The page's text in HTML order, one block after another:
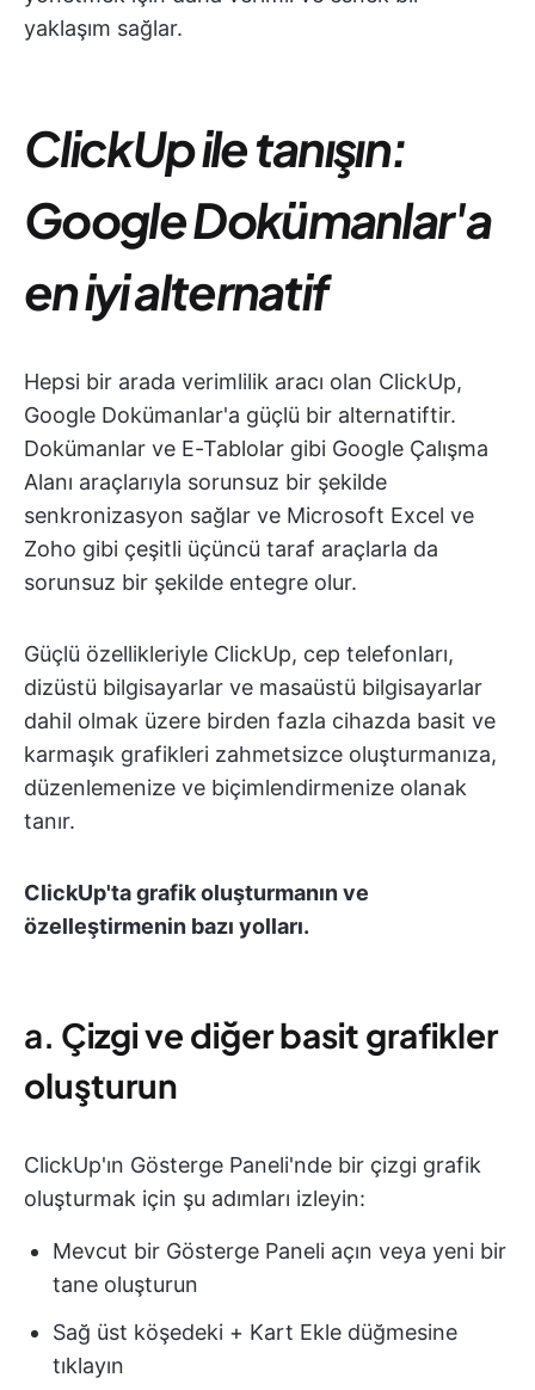
yaklaşım sağlar.
ClickUp ile tanışın:
Google Dokümanlar'a
en iyi alternatif
Hepsi bir arada verimlilik aracı olan ClickUp,
Google Dokümanlar'a güçlü bir alternatiftir.
Dokümanlar ve E-Tablolar gibi Google Çalışma
Alanı araçlarıyla sorunsuz bir şekilde
senkronizasyon sağlar ve Microsoft Excel ve
Zoho gibi çeşitli üçüncü taraf araçlarla da
sorunsuz bir şekilde entegre olur.
Güçlü özellikleriyle ClickUp, cep telefonları,
dizüstü bilgisayarlar ve masaüstü bilgisayarlar
dahil olmak üzere birden fazla cihazda basit ve
karmaşık grafikleri zahmetsizce oluşturmanıza,
düzenlemenize ve biçimlendirmenize olanak
tanır.
ClickUp'ta grafik oluşturmanın ve
özelleştirmenin bazı yolları.
a. Çizgi ve diğer basit grafikler
oluşturun
ClickUp'ın Gösterge Paneli'nde bir çizgi grafik
oluşturmak için şu adımları izleyin:
Mevcut bir Gösterge Paneli açın veya yeni bir
tane oluşturun
Sağ üst köşedeki + Kart Ekle düğmesine
tıklayın